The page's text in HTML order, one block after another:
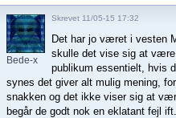
Bede-x
Skrevet 11/05-15 17:32
Det har jo været i vesten
skulle det vise sig at
publikum essentielt, hvis
synes det giver alt mulig mening,
snakken og det ikke viser sig at
begår de godt nok en eklatant fejl